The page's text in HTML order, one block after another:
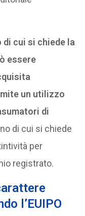
cui si chiede la
essere
un utilizzo
di
di cui si chiede
per
registrato.
l’EUIPO